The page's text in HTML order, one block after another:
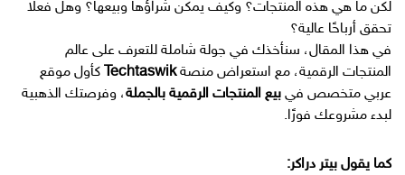
لكن ما هي هذه المنتجات؟ وكيف يمكن شراؤها وبيعها؟ وهل فعلًا
تحقق أرباحًا عالية؟
في هذا المقال، سنأخذك في جولة شاملة للتعرف على عالم
المنتجات الرقمية، مع استعراض منصةTechtaswik كأول موقع
عربي متخصص في بيع المنتجات الرقمية بالجملة، وفرصتك الذهبية
لبدء مشروعك فورًا.
كما يقول بيتر دراكر: